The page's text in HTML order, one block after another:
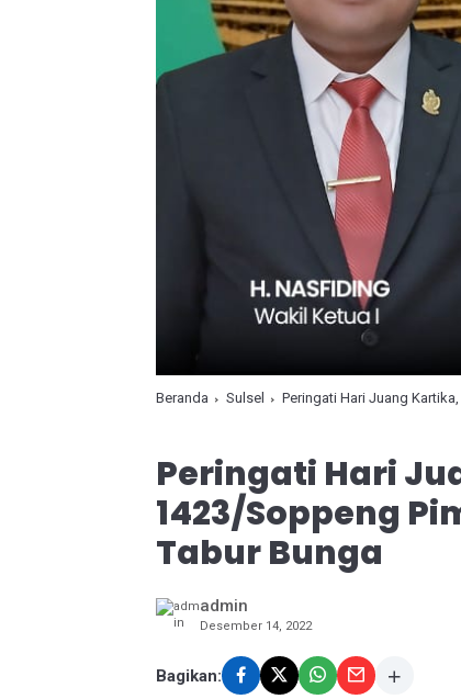
Beranda Sulsel Peringati Hari Juang
Peringati Hari
1423/Soppeng
Tabur Bunga
admin
Desember 14, 2022
Bagikan: